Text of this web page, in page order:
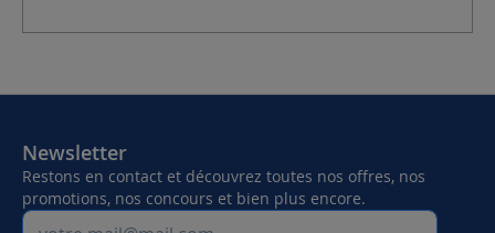
Newsletter
Restons en contact et découvrez toutes nos offres, nos
promotions, nos concours et bien plus encore.